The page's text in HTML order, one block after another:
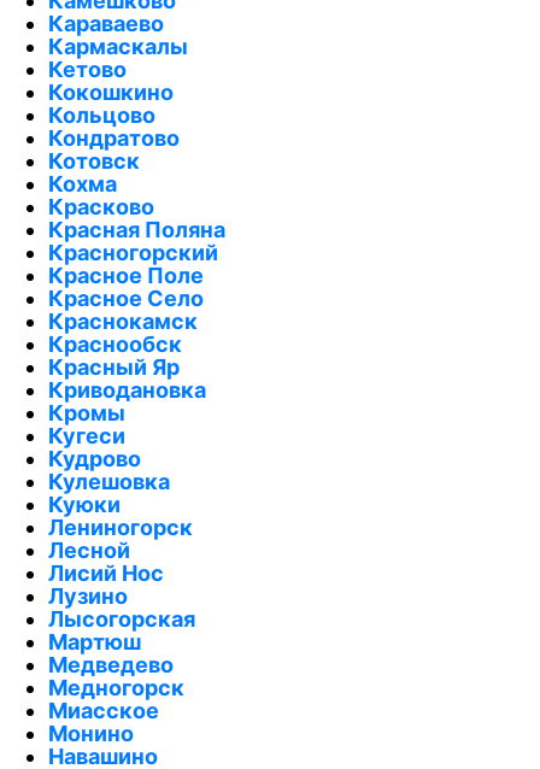
Караваево
Кармаскалы
Кетово
Кокошкино
Кольцово
Кондратово
Котовск
Кохма
Красково
Красная Поляна
Красногорский
Красное Поле
Красное Село
Краснокамск
Краснообск
Красный Яр
Криводановка
Кромы
Кугеси
Кудрово
Кулешовка
Куюки
Лениногорск
Лесной
Лисий Нос
Лузино
Лысогорская
Мартюш
Медведево
Медногорск
Миасское
Монино
Навашино